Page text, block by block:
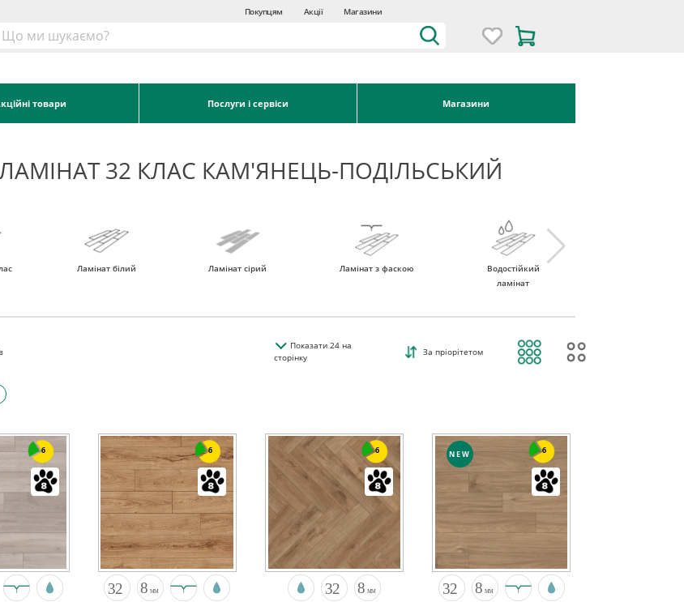
Покупцям Акції Магазини
товари Послуги і сервіси Магазини
32 КЛАС КАМ'ЯНЕЦЬ-ПОДІЛЬСЬКИЙ
Ламінат білий Ламінат сірий Ламінат з фаскою
Водостійкий
ламінат
Показати24на
сторінку
За пріорітетом
6 6 6 NEW 6